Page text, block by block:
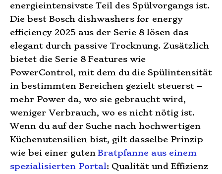
energieintensivste Teil des Spülvorgangs ist.
Die best Bosch dishwashers for energy
efficiency 2025 aus der Serie 8 lösen das
elegant durch passive Trocknung. Zusätzlich
bietet die Serie 8 Features wie
PowerControl, mit dem du die Spülintensität
in bestimmten Bereichen gezielt steuerst –
mehr Power da, wo sie gebraucht wird,
weniger Verbrauch, wo es nicht nötig ist.
Wenn du auf der Suche nach hochwertigen
Küchenutensilien bist, gilt dasselbe Prinzip
wie bei einer guten Bratpfanne aus einem
spezialisierten Portal: Qualität und Effizienz